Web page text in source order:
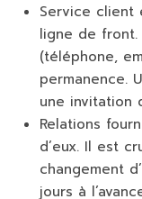
Service client
ligne de front.
(téléphone,
permanence.
une invitation
Relations
d’eux. Il est
changement
jours à